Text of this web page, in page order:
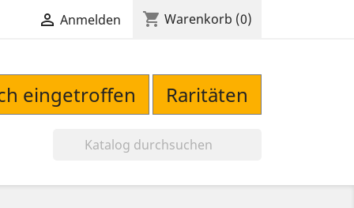
 Anmelden shopping_cart Warenkorb (0)
eingetroffen Raritäten